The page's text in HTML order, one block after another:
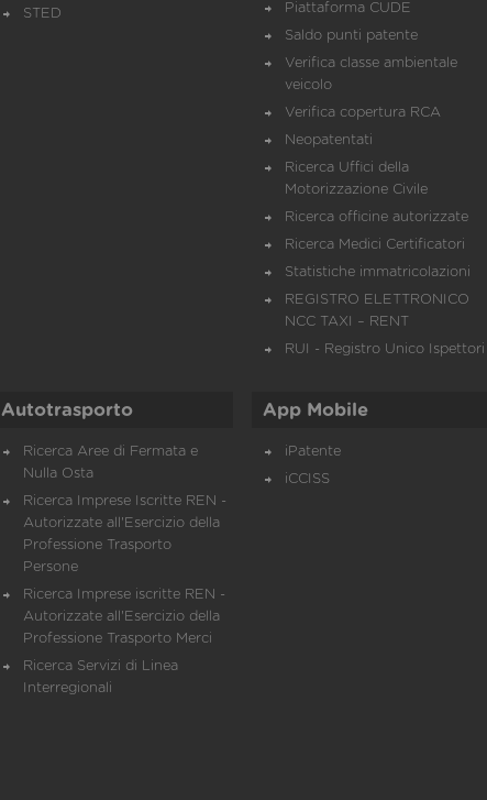
STED
Piattaforma CUDE
Saldo punti patente
Verifica classe ambientale
veicolo
Verifica copertura RCA
Neopatentati
Ricerca Uffici della
Motorizzazione Civile
Ricerca officine autorizzate
Ricerca Medici Certificatori
Statistiche immatricolazioni
REGISTRO ELETTRONICO
NCC TAXI – RENT
RUI - Registro Unico Ispettori
Autotrasporto
Ricerca Aree di Fermata e
Nulla Osta
Ricerca Imprese Iscritte REN -
Autorizzate all'Esercizio della
Professione Trasporto
Persone
Ricerca Imprese iscritte REN -
Autorizzate all'Esercizio della
Professione Trasporto Merci
Ricerca Servizi di Linea
Interregionali
App Mobile
iPatente
iCCISS